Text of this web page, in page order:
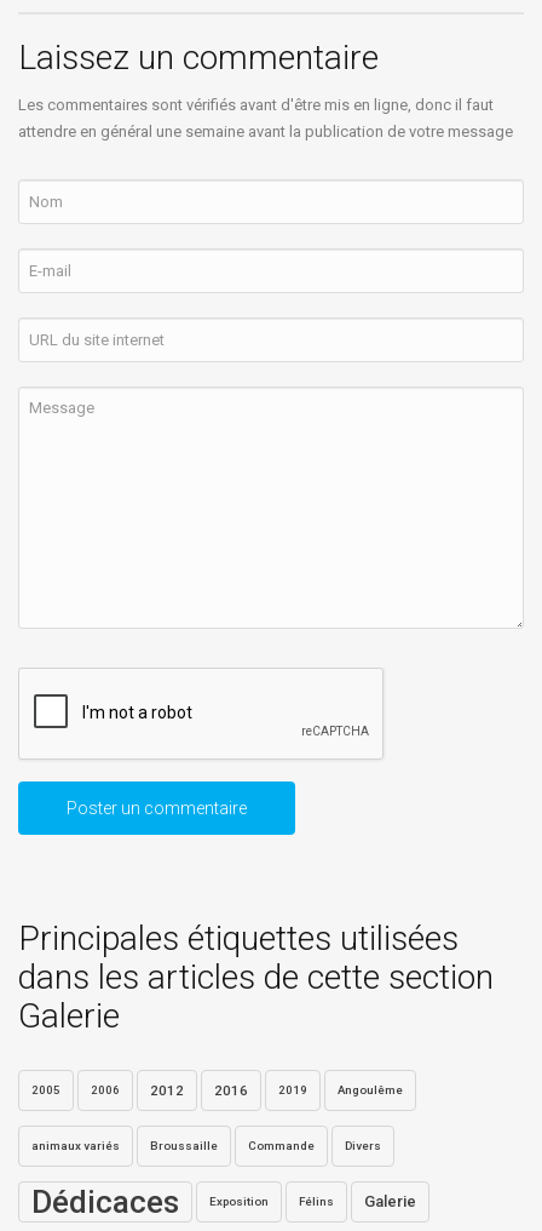
Laissez un commentaire
Les commentaires sont vérifiés avant d'être mis en ligne, donc il faut
attendre en général une semaine avant la publication de votre message
Principales étiquettes utilisées
dans les articles de cette section
Galerie
2005 2006 2012 2016 2019 Angoulême
animaux variés Broussaille Commande Divers
Dédicaces Exposition Félins Galerie